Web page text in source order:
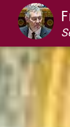
Passer
la
navigation
principale
Passer
contenu
principal
Passer
la
barre
latérale
principale
Passer
pied
de
page